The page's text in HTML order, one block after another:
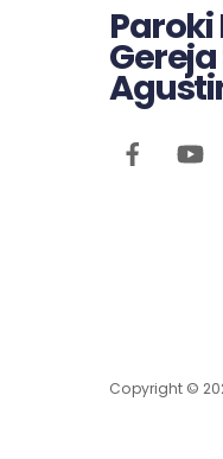
Gereja
Copyright ©